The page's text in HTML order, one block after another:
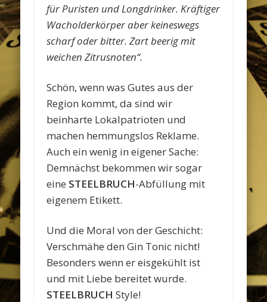
für Puristen und Longdrinker. Kräftiger
Wacholderkörper aber keineswegs
scharf oder bitter. Zart beerig mit
weichen Zitrusnoten“.
Schön, wenn was Gutes aus der
Region kommt, da sind wir
beinharte Lokalpatrioten und
machen hemmungslos Reklame.
Auch ein wenig in eigener Sache:
Demnächst bekommen wir sogar
eine STEELBRUCH-Abfüllung mit
eigenem Etikett.
Und die Moral von der Geschicht:
Verschmähe den Gin Tonic nicht!
Besonders wenn er eisgekühlt ist
und mit Liebe bereitet wurde.
STEELBRUCH Style!